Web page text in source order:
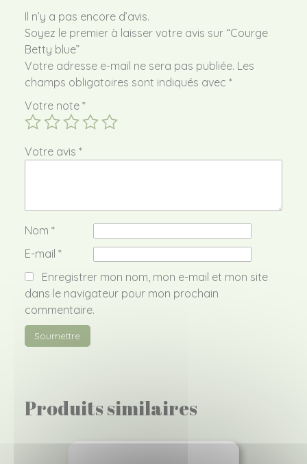
Il n’y a pas encore d’avis.
Soyez le premier à laisser votre avis sur “Courge
Betty blue”
Votre adresse e-mail ne sera pas publiée. Les
champs obligatoires sont indiqués avec *
Votre note *
Votre avis *
Nom *
E-mail *
Enregistrer mon nom, mon e-mail et mon site
dans le navigateur pour mon prochain
commentaire.
Produits similaires